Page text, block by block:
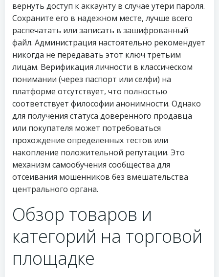
вернуть доступ к аккаунту в случае утери пароля.
Сохраните его в надежном месте, лучше всего
распечатать или записать в зашифрованный
файл. Администрация настоятельно рекомендует
никогда не передавать этот ключ третьим
лицам. Верификация личности в классическом
понимании (через паспорт или селфи) на
платформе отсутствует, что полностью
соответствует философии анонимности. Однако
для получения статуса доверенного продавца
или покупателя может потребоваться
прохождение определенных тестов или
накопление положительной репутации. Это
механизм самообучения сообщества для
отсеивания мошенников без вмешательства
центрального органа.
Обзор товаров и
категорий на торговой
площадке